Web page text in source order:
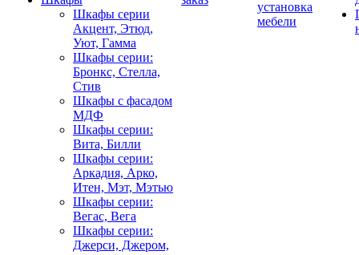
Шкафы серии
Акцент, Этюд,
Уют, Гамма
Шкафы серии:
Бронкс, Стелла,
Стив
Шкафы с фасадом
МДФ
Шкафы серии:
Вита, Билли
Шкафы серии:
Аркадия, Арко,
Итен, Мэт, Мэтью
Шкафы серии:
Вегас, Вега
Шкафы серии:
Джерси, Джером,
установка
мебели